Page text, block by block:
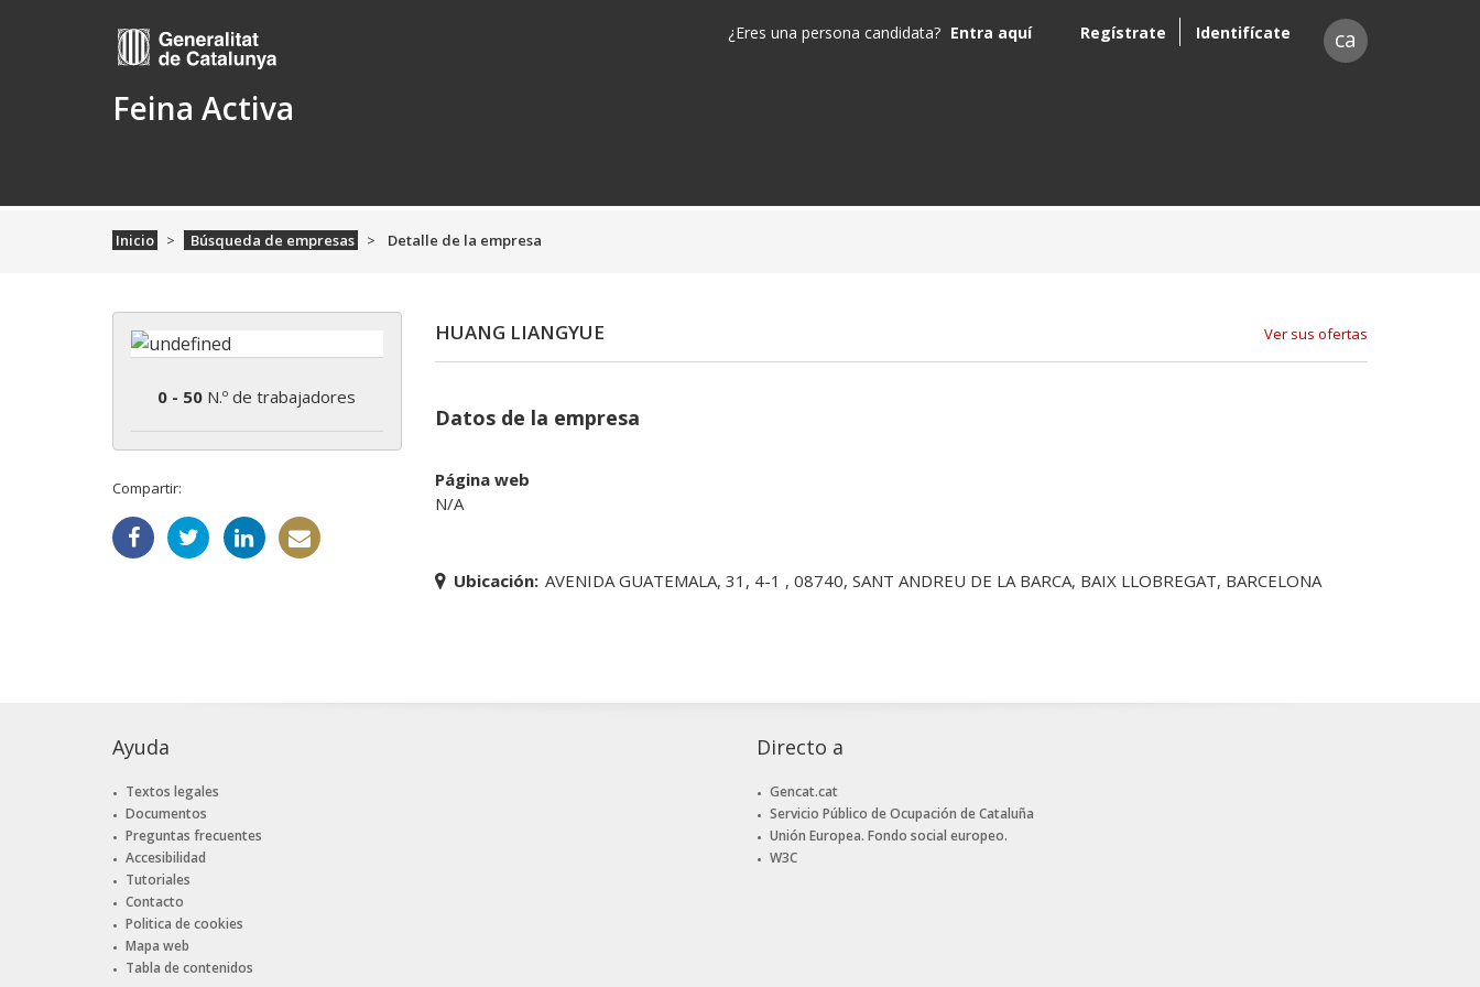
Feina Activa
¿Eres una persona candidata? Entra aquí Regístrate Identifícate ca
Inicio Búsqueda de empresas Detalle de la empresa
0 - 50 N.º de trabajadores
Compartir:
HUANG LIANGYUE Ver sus ofertas
Datos de la empresa
Página web
N/A
Ubicación: AVENIDA GUATEMALA, 31, 4-1 , 08740, SANT ANDREU DE LA BARCA, BAIX LLOBREGAT, BARCELONA
Ayuda
Textos legales
Documentos
Preguntas frecuentes
Accesibilidad
Tutoriales
Contacto
Politica de cookies
Mapa web
Tabla de contenidos
Directo a
Gencat.cat
Servicio Público de Ocupación de Cataluña
Unión Europea. Fondo social europeo.
W3C